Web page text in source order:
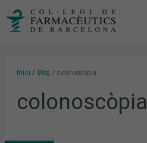
Inici Blog colonoscòpia
colonoscòpia